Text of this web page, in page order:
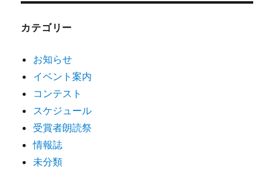
カテゴリー
お知らせ
イベント案内
コンテスト
スケジュール
受賞者朗読祭
情報誌
未分類